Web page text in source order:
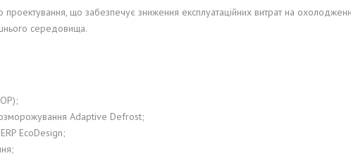
що забезпечує зниження експлуатаційних витрат на
середовища.
Adaptive Defrost;
EcoDesign;